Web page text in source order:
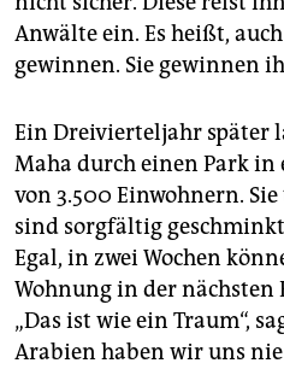
Anwälte ein. Es heißt,
gewinnen. Sie gewinnen
Ein Dreivierteljahr später
Maha durch einen Park in
von 3.500 Einwohnern.
sind sorgfältig
Egal, in zwei Wochen
Wohnung in der nächsten
„Das ist wie ein Traum“,
Arabien haben wir uns nie